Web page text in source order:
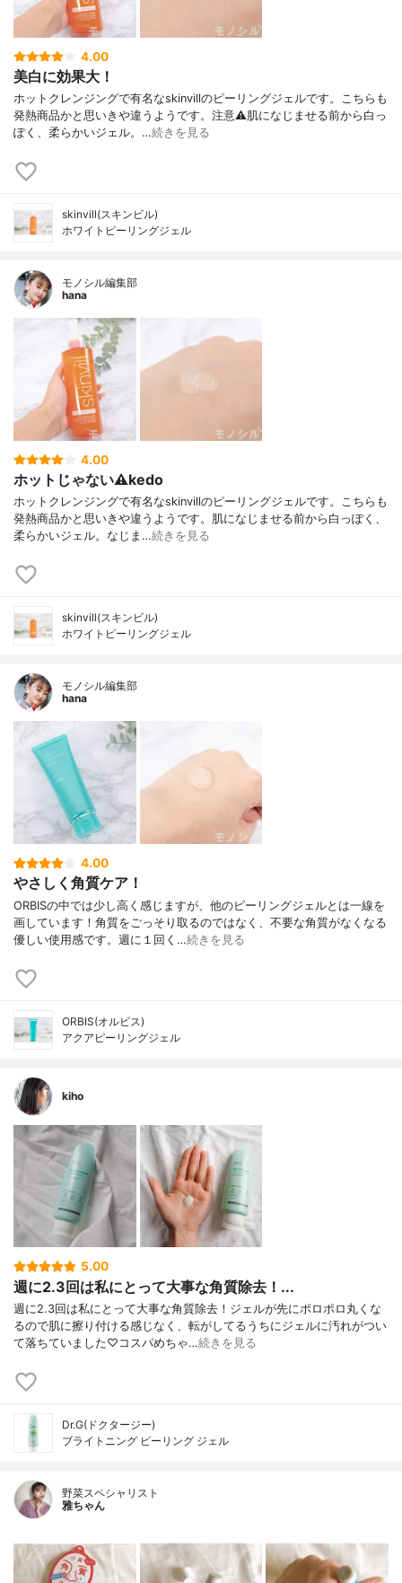
4.00
美白に効果大！
ホットクレンジングで有名なskinvillのピーリングジェルです。こちらも
発熱商品かと思いきや違うようです。注意⚠肌になじませる前から白っ
ぽく、柔らかいジェル。…続きを見る
skinvill(スキンビル)
ホワイトピーリングジェル
モノシル編集部
hana
4.00
ホットじゃない⚠kedo
ホットクレンジングで有名なskinvillのピーリングジェルです。こちらも
発熱商品かと思いきや違うようです。肌になじませる前から白っぽく、
柔らかいジェル。なじま…続きを見る
skinvill(スキンビル)
ホワイトピーリングジェル
モノシル編集部
hana
4.00
やさしく角質ケア！
ORBISの中では少し高く感じますが、他のピーリングジェルとは一線を
画しています！角質をごっそり取るのではなく、不要な角質がなくなる
優しい使用感です。週に１回く…続きを見る
ORBIS(オルビス)
アクアピーリングジェル
kiho
5.00
週に2.3回は私にとって大事な角質除去！...
週に2.3回は私にとって大事な角質除去！ジェルが先にポロポロ丸くな
るので肌に擦り付ける感じなく、転がしてるうちにジェルに汚れがつい
て落ちていました♡コスパめちゃ…続きを見る
Dr.G(ドクタージー)
ブライトニング ピーリング ジェル
野菜スペシャリスト
雅ちゃん